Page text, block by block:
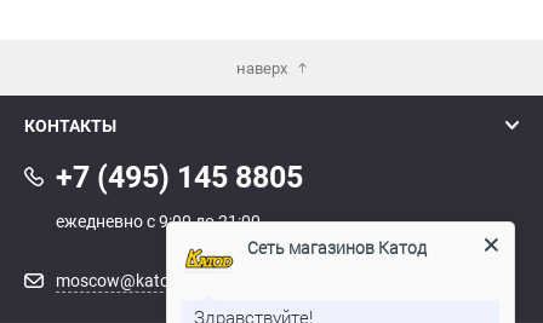
наверх
КОНТАКТЫ
+7 (495) 145 8805
ежедневно с 9:00 до 21:00
moscow@katod.ru
Сеть магазинов Катод